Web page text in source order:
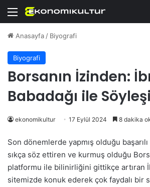
Menü
Anasayfa/ Biyografi
Biyografi
Borsanın İzinden:
Babadağı ile Söyleşi
ekonomikultur 17 Eylül 2024 8 dakika
Son dönemlerde yapmış olduğu
sıkça söz ettiren ve kurmuş olduğu
platformu ile bilinirliğini gittikçe artıran
sitemizde konuk ederek çok faydalı bir